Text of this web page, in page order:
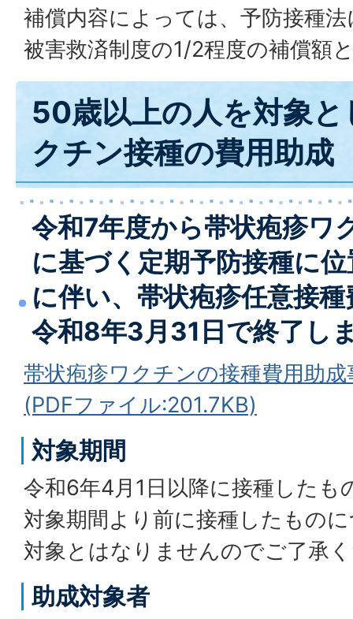
補償内容によっては、予防接種
被害救済制度の1/2程度の補償額
50歳以上の人を対象
クチン接種の費用助成
令和7年度から帯状疱疹ワ
に基づく定期予防接種に
に伴い、帯状疱疹任意接
令和8年3月31日 で終了し
帯状疱疹ワクチンの接種費用助
(PDFファイル:201.7KB)
対象期間
令和6年4月1日以降に接種したも
対象期間より前に接種したもの
対象とはなりませんのでご了承
助成対象者